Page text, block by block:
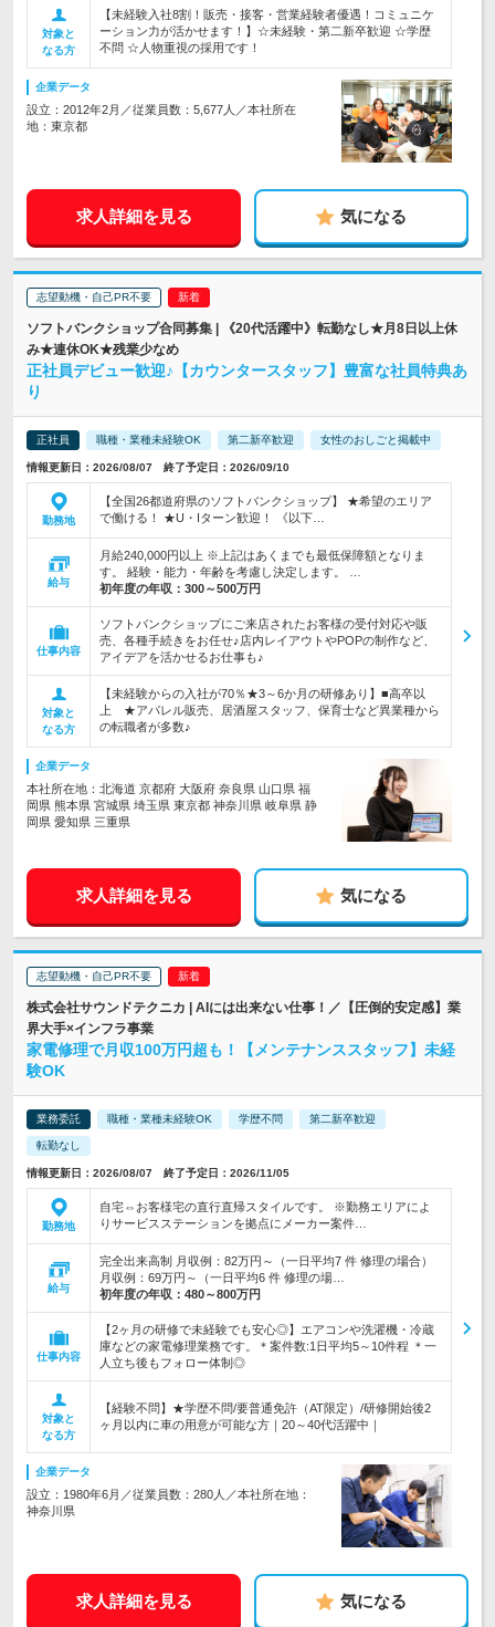
対象と
なる方
【未経験入社8割！販売・接客・営業経験者優遇！コミュニケ
ーション力が活かせます！】☆未経験・第二新卒歓迎 ☆学歴
不問 ☆人物重視の採用です！
企業データ
設立：2012年2月／従業員数：5,677人／本社所在
地：東京都
求人詳細を見る 気になる
志望動機・自己PR不要
ソフトバンクショップ合同募集 | 《20代活躍中》転勤なし★月8日以上休
み★連休OK★残業少なめ
正社員デビュー歓迎♪【カウンタースタッフ】豊富な社員特典あ
り
正社員 職種・業種未経験OK 第二新卒歓迎 女性のおしごと掲載中
情報更新日：2026/08/07 終了予定日：2026/09/10
勤務地
【全国26都道府県のソフトバンクショップ】 ★希望のエリア
で働ける！ ★U・Iターン歓迎！ 《以下…
給与
月給240,000円以上 ※上記はあくまでも最低保障額となりま
す。 経験・能力・年齢を考慮し決定します。 …
初年度の年収： 300～500万円
仕事内容
ソフトバンクショップにご来店されたお客様の受付対応や販
売、各種手続きをお任せ♪店内レイアウトやPOPの制作など、
アイデアを活かせるお仕事も♪
対象と
なる方
【未経験からの入社が70％★3～6か月の研修あり】■高卒以
上 ★アパレル販売、居酒屋スタッフ、保育士など異業種から
の転職者が多数♪
企業データ
本社所在地：北海道 京都府 大阪府 奈良県 山口県 福
岡県 熊本県 宮城県 埼玉県 東京都 神奈川県 岐阜県 静
岡県 愛知県 三重県
求人詳細を見る 気になる
志望動機・自己PR不要
株式会社サウンドテクニカ | AIには出来ない仕事！／【圧倒的安定感】業
界大手×インフラ事業
家電修理で月収100万円超も！【メンテナンススタッフ】未経
験OK
業務委託 職種・業種未経験OK 学歴不問 第二新卒歓迎
転勤なし
情報更新日：2026/08/07 終了予定日：2026/11/05
勤務地
自宅⇔お客様宅の直行直帰スタイルです。 ※勤務エリアによ
りサービスステーションを拠点にメーカー案件…
給与
完全出来高制 月収例：82万円～（一日平均7 件 修理の場合）
月収例：69万円～（一日平均6 件 修理の場…
初年度の年収： 480～800万円
仕事内容
【2ヶ月の研修で未経験でも安心◎】エアコンや洗濯機・冷蔵
庫などの家電修理業務です。＊案件数:1日平均5～10件程 ＊一
人立ち後もフォロー体制◎
対象と
なる方
【経験不問】★学歴不問/要普通免許（AT限定）/研修開始後2
ヶ月以内に車の用意が可能な方｜20～40代活躍中｜
企業データ
設立：1980年6月／従業員数：280人／本社所在地：
神奈川県
求人詳細を見る 気になる